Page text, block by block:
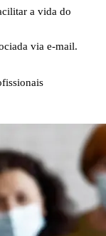
a vida do
via e-mail.